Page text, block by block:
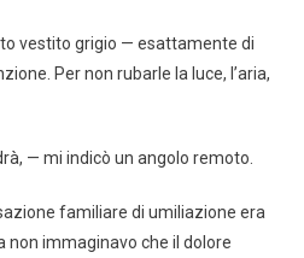
vestito grigio — esattamente di
Per non rubarle la luce, l’aria,
— mi indicò un angolo remoto.
familiare di umiliazione era
non immaginavo che il dolore